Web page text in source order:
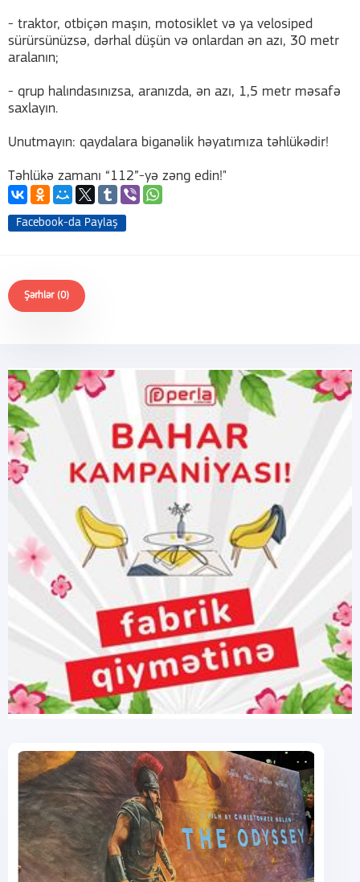
- traktor, otbiçən maşın, motosiklet və ya velosiped
sürürsünüzsə, dərhal düşün və onlardan ən azı, 30 metr
aralanın;
- qrup halındasınızsa, aranızda, ən azı, 1,5 metr məsafə
saxlayın.
Unutmayın: qaydalara biganəlik həyatımıza təhlükədir!
Təhlükə zamanı “112”-yə zəng edin!"
Facebook-da Paylaş
Şərhlər (0)